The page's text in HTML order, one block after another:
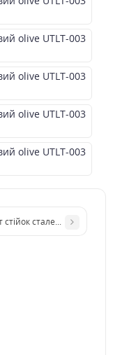
UTLT-041 (пісчаний)
стійок сталевих для